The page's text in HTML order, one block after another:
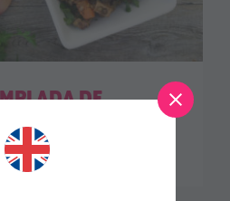
DE
TOFU AHUMADO